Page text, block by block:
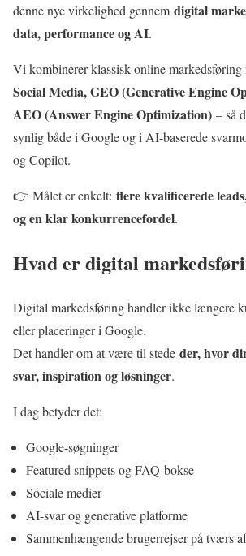
denne nye virkelighed gennem digital
data, performance og AI.
Vi kombinerer klassisk online markedsføring
Social Media, GEO (Generative Engine
AEO (Answer Engine Optimization) – så
synlig både i Google og i AI-baserede
og Copilot.
👉 Målet er enkelt: flere kvalificerede
og en klar konkurrencefordel.
Hvad er digital
Digital markedsføring handler ikke længere
eller placeringer i Google.
Det handler om at være til stede der, hvor
svar, inspiration og løsninger.
I dag betyder det:
Google-søgninger
Featured snippets og FAQ-bokse
Sociale medier
AI-svar og generative platforme
Sammenhængende brugerrejser på tværs